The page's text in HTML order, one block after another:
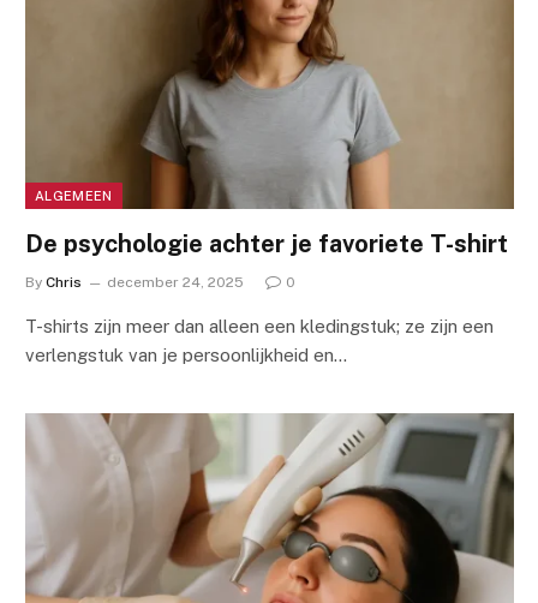
ALGEMEEN
De psychologie achter je favoriete T-shirt
By Chris december 24, 2025 0
T-shirts zijn meer dan alleen een kledingstuk; ze zijn een
verlengstuk van je persoonlijkheid en…